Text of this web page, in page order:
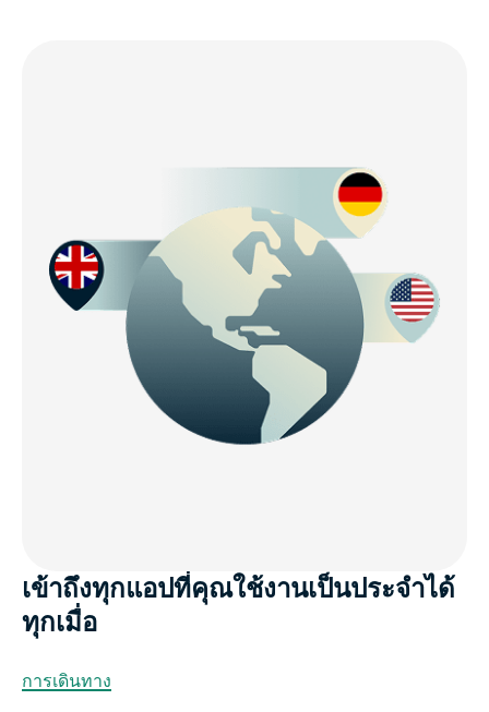
เข้าถึงทุกแอปที่คุณใช้งานเป็นประจำได้
ทุกเมื่อ
การเดินทาง